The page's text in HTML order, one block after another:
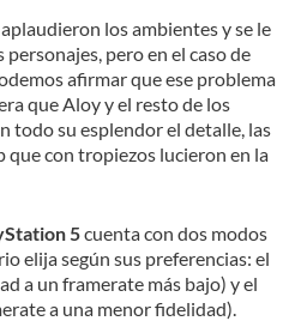
aplaudieron los ambientes y se le
pero en el caso de
afirmar que ese problema
que Aloy y el resto de los
todo su esplendor el detalle, las
que con tropiezos lucieron en la
5cuenta con dos modos
elija según sus preferencias: el
a un framerate más bajo) y el
a una menor fidelidad).